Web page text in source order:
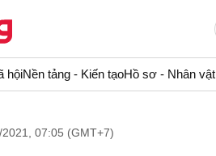
hộiNền tảng - Kiến tạoHồ sơ - Nhân vật
07:05 (GMT+7)